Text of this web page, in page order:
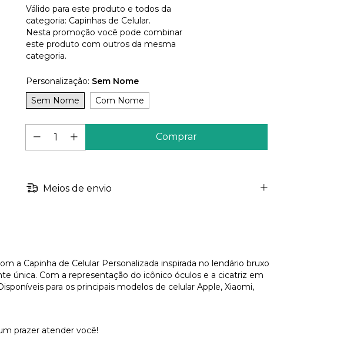
Válido para este produto e todos da
categoria: Capinhas de Celular.
Nesta promoção você pode combinar
este produto com outros da mesma
categoria.
Personalização: Sem Nome
Sem Nome
Com Nome
Meios de envio
a Capinha de Celular Personalizada inspirada no lendário bruxo
única. Com a representação do icônico óculos e a cicatriz em
para os principais modelos de celular Apple, Xiaomi,
prazer atender você!